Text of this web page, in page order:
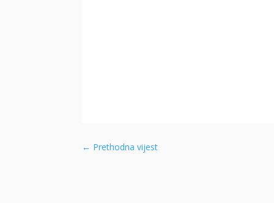
← Prethodna vijest